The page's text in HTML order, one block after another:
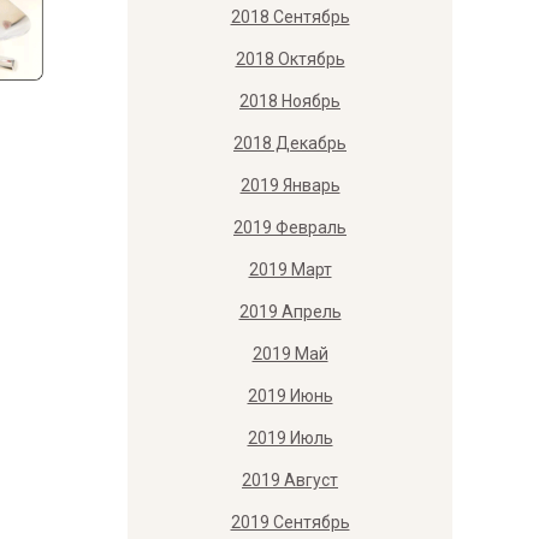
2018 Сентябрь
2018 Октябрь
2018 Ноябрь
2018 Декабрь
2019 Январь
2019 Февраль
2019 Март
2019 Апрель
2019 Май
2019 Июнь
2019 Июль
2019 Август
2019 Сентябрь